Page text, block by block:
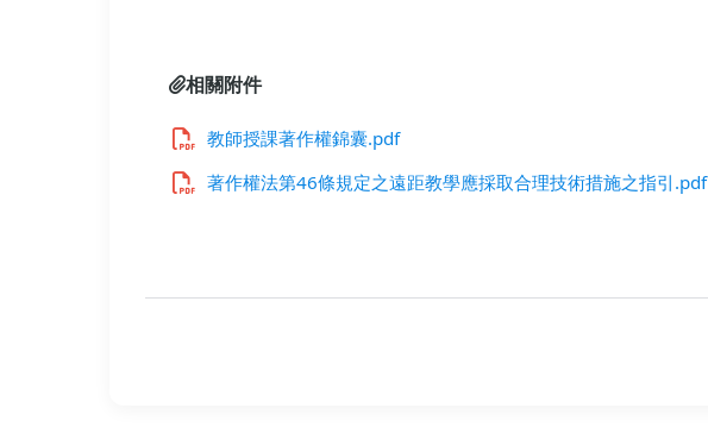
相關附件
教師授課著作權錦囊.pdf
著作權法第46條規定之遠距教學應採取合理技術措施之指引.pdf